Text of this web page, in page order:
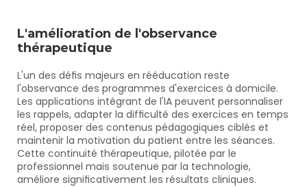
L'amélioration de l'observance
thérapeutique
L'un des défis majeurs en rééducation reste
l'observance des programmes d'exercices à domicile.
Les applications intégrant de l'IA peuvent personnaliser
les rappels, adapter la difficulté des exercices en temps
réel, proposer des contenus pédagogiques ciblés et
maintenir la motivation du patient entre les séances.
Cette continuité thérapeutique, pilotée par le
professionnel mais soutenue par la technologie,
améliore significativement les résultats cliniques.